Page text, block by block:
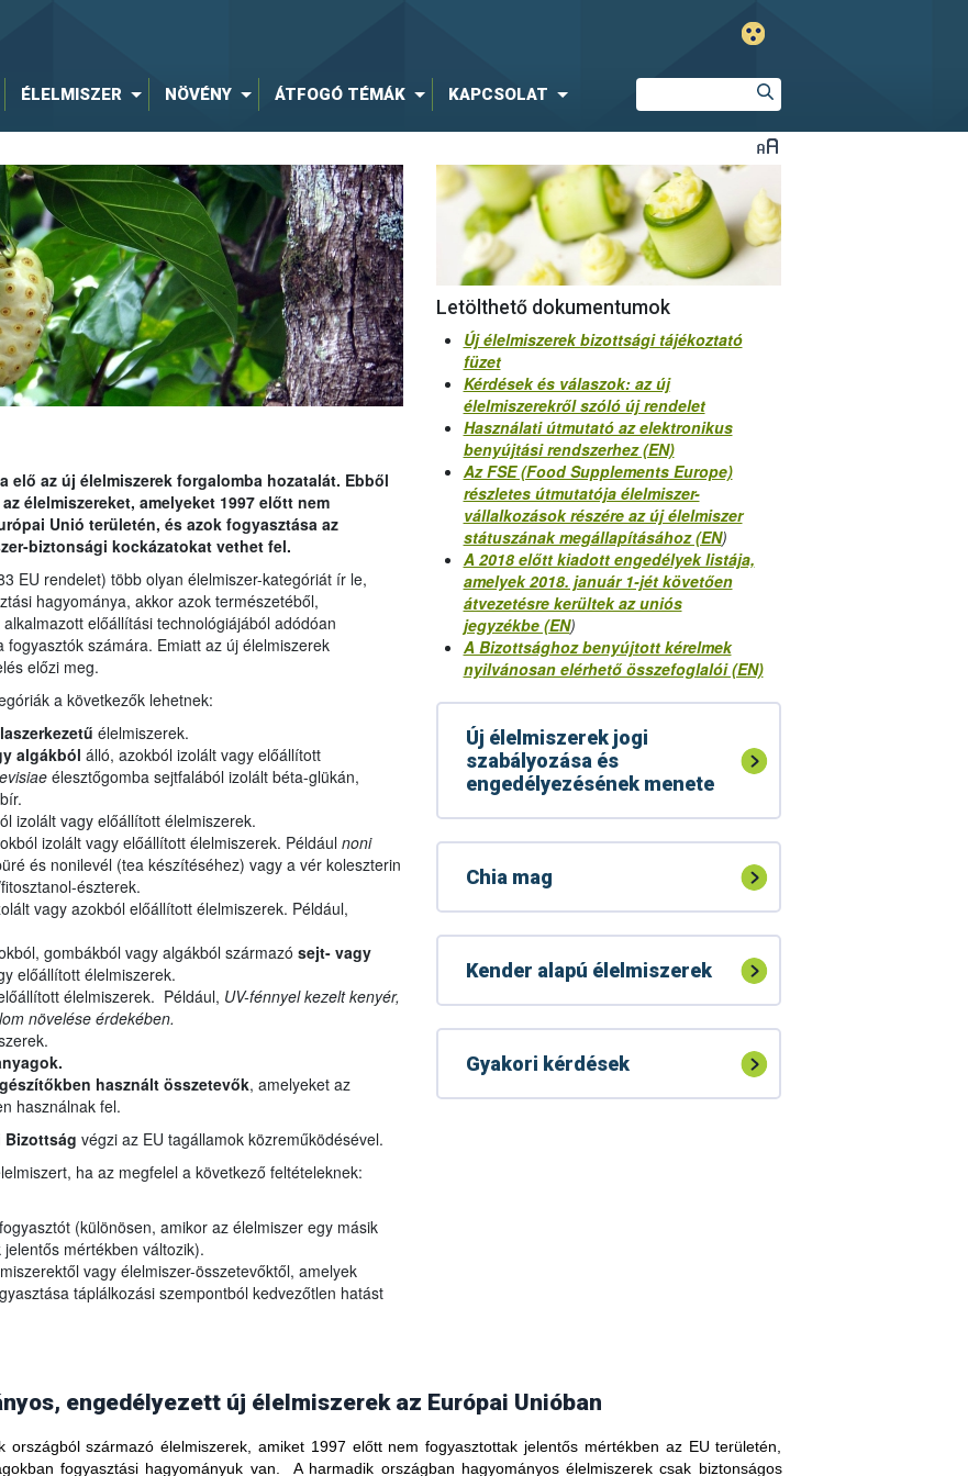
ÉLELMISZER NÖVÉNY ÁTFOGÓ TÉMÁK KAPCSOLAT
elő az új élelmiszerek forgalomba hozatalát. Ebből
élelmiszereket, amelyeket 1997 előtt nem
Unió területén, és azok fogyasztása az
biztonsági kockázatokat vethet fel.
EU rendelet) több olyan élelmiszer-kategóriát ír le,
hagyománya, akkor azok természetéből,
előállítási technológiájából adódóan
számára. Emiatt az új élelmiszerek
előzi meg.
a következők lehetnek:
élelmiszerek.
algákból álló, azokból izolált vagy előállított
élesztőgomba sejtfalából izolált béta-glükán,
izolált vagy előállított élelmiszerek.
izolált vagy előállított élelmiszerek. Példáulnoni
és nonilevél (tea készítéséhez) vagy a vér koleszterin
észterek.
vagy azokból előállított élelmiszerek. Például,
gombákból vagy algákból származó sejt- vagy
előállított élelmiszerek.
élelmiszerek. Például, UV-fénnyel kezelt kenyér,
növelése érdekében.
használt összetevők, amelyeket az
használnak fel.
Bizottság végzi az EU tagállamok közreműködésével.
ha az megfelel a következő feltételeknek:
(különösen, amikor az élelmiszer egy másik
mértékben változik).
vagy élelmiszer-összetevőktől, amelyek
táplálkozási szempontból kedvezőtlen hatást
Letölthető dokumentumok
Új élelmiszerek bizottsági tájékoztató
füzet
Kérdések és válaszok: az új
élelmiszerekről szóló új rendelet
Használati útmutató az elektronikus
benyújtási rendszerhez (EN)
Az FSE (Food Supplements Europe)
részletes útmutatója élelmiszer-
vállalkozások részére az új élelmiszer
státuszának megállapításához (EN)
A 2018 előtt kiadott engedélyek listája,
amelyek 2018. január 1-jét követően
átvezetésre kerültek az uniós
jegyzékbe (EN)
A Bizottsághoz benyújtott kérelmek
nyilvánosan elérhető összefoglalói (EN)
Új élelmiszerek jogi
szabályozása és
engedélyezésének menete
Chia mag
Kender alapú élelmiszerek
Gyakori kérdések
engedélyezett új élelmiszerek az Európai Unióban
származó élelmiszerek, amiket 1997 előtt nem fogyasztottak jelentős mértékben az EU területén,
fogyasztási hagyományuk van. A harmadik országban hagyományos élelmiszerek csak biztonságos